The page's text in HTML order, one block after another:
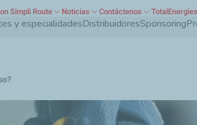
y especialidadesDistribuidoresSponsoring
Simpli Route Noticias Contáctenos